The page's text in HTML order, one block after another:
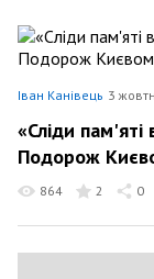
Іван Канівець 3
«Сліди пам'яті
Подорож
864 2 0